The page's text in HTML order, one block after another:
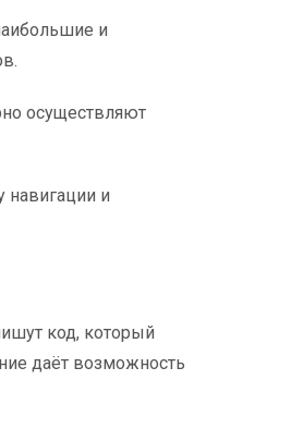
и
осуществляют
навигации и
код, который
даёт возможность